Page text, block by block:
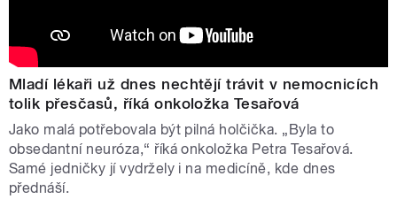
Mladí lékaři už dnes nechtějí trávit v nemocnicích
tolik přesčasů, říká onkoložka Tesařová
Jako malá potřebovala být pilná holčička. „Byla to
obsedantní neuróza,“ říká onkoložka Petra Tesařová.
Samé jedničky jí vydržely i na medicíně, kde dnes
přednáší.